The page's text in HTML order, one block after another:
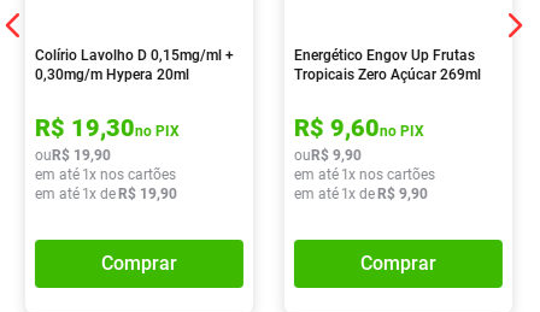
Colírio Lavolho D 0,15mg/ml +
0,30mg/m Hypera 20ml
R$ 19,30no PIX
ou R$ 19,90
em até 1x nos cartões
em até 1x de R$ 19,90
Comprar
Energético Engov Up Frutas
Tropicais Zero Açúcar 269ml
R$ 9,60no PIX
ou R$ 9,90
em até 1x nos cartões
em até 1x de R$ 9,90
Comprar